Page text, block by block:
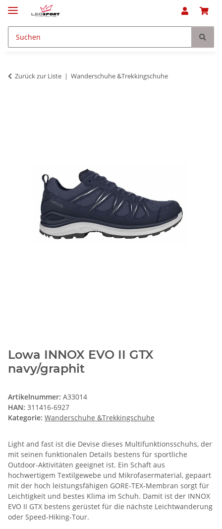
Zurück zur Liste Wanderschuhe &Trekkingschuhe
Lowa INNOX EVO II GTX
navy/graphit
Artikelnummer: A33014
HAN: 311416-6927
Kategorie: Wanderschuhe &Trekkingschuhe
Light and fast ist die Devise dieses Multifunktionsschuhs, der
mit seinen funktionalen Details bestens für sportliche
Outdoor-Aktivitäten geeignet ist. Ein Schaft aus
hochwertigem Textilgewebe und Mikrofasermaterial, gepaart
mit der hoch leistungsfähigen GORE-TEX-Membran sorgt für
Leichtigkeit und bestes Klima im Schuh. Damit ist der INNOX
EVO II GTX bestens gerüstet für die nächste Leichtwanderung
oder Speed-Hiking-Tour.